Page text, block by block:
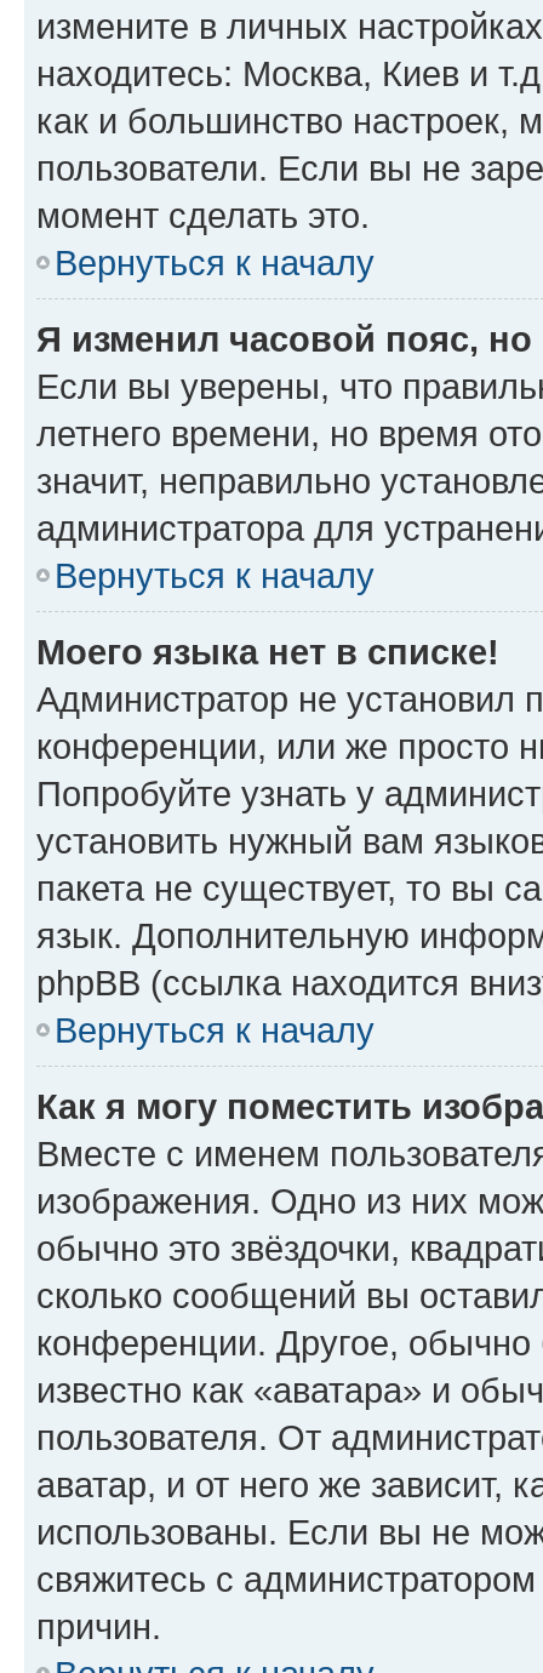
измените в личных
находитесь: Москва, Киев и
как и большинство настроек,
пользователи. Если вы не
момент сделать это.
Вернуться к началу
Я изменил часовой пояс,
Если вы уверены, что
летнего времени, но время
значит, неправильно
администратора для
Вернуться к началу
Моего языка нет в списке!
Администратор не установил
конференции, или же просто
Попробуйте узнать у
установить нужный вам
пакета не существует, то вы
язык. Дополнительную
phpBB (ссылка находится
Вернуться к началу
Как я могу поместить
Вместе с именем
изображения. Одно из них
обычно это звёздочки,
сколько сообщений вы
конференции. Другое,
известно как «аватара» и
пользователя. От
аватар, и от него же зависит,
использованы. Если вы не
свяжитесь с
причин.